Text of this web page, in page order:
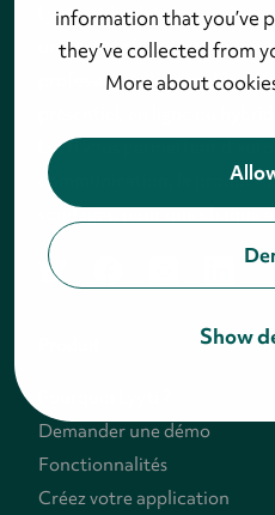
information that you’ve
they’ve collected from
More about
Show
Lyyti est la plateforme de
un qui aide les entreprises
professionnelles durables.
Lyyti vous permettent
communication, la
sondages, pour que chaque
twitter
Demander une démo
Fonctionnalités
Créez votre application